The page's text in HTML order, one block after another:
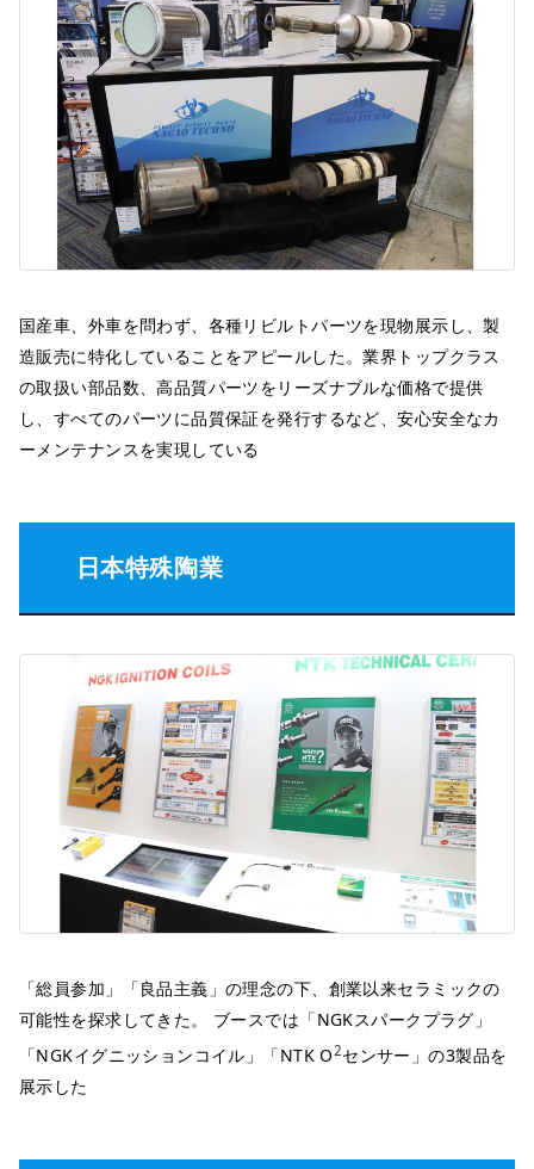
国産車、外車を問わず、各種リビルトパーツを現物展示し、製
造販売に特化していることをアピールした。業界トップクラス
の取扱い部品数、高品質パーツをリーズナブルな価格で提供
し、すべてのパーツに品質保証を発行するなど、安心安全なカ
ーメンテナンスを実現している
日本特殊陶業
「総員参加」「良品主義」の理念の下、創業以来セラミックの
可能性を探求してきた。 ブースでは「NGKスパークプラグ」
「NGKイグニッションコイル」「NTK O 2センサー」の3製品を
展示した